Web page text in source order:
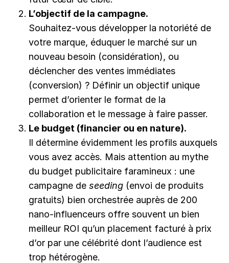
L’objectif de la campagne.
Souhaitez-vous développer la notoriété de
votre marque, éduquer le marché sur un
nouveau besoin (considération), ou
déclencher des ventes immédiates
(conversion) ? Définir un objectif unique
permet d’orienter le format de la
collaboration et le message à faire passer.
Le budget (financier ou en nature).
Il détermine évidemment les profils auxquels
vous avez accès. Mais attention au mythe
du budget publicitaire faramineux : une
campagne de seeding (envoi de produits
gratuits) bien orchestrée auprès de 200
nano-influenceurs offre souvent un bien
meilleur ROI qu’un placement facturé à prix
d’or par une célébrité dont l’audience est
trop hétérogène.